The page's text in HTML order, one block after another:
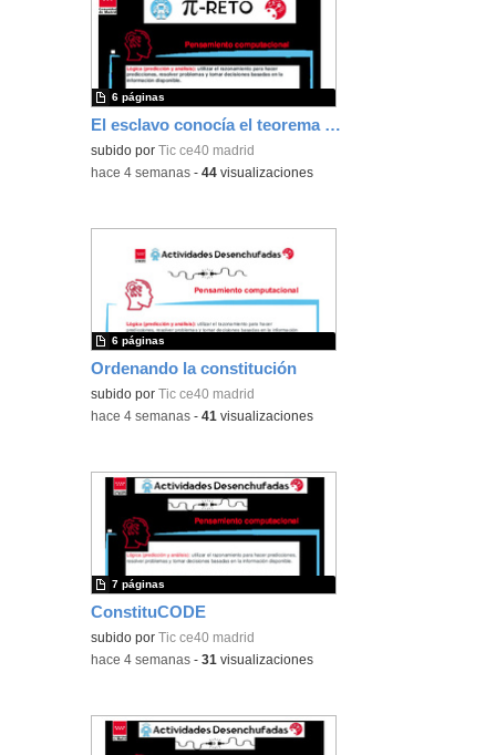
El esclavo conocía el teorema de Pitágoras
subido por Tic ce40 madrid
6 páginas
-hace 4 semanas -44 visualizaciones
Ordenando la constitución
subido por Tic ce40 madrid
6 páginas
-hace 4 semanas -41 visualizaciones
ConstituCODE
subido por Tic ce40 madrid
7 páginas
-hace 4 semanas -31 visualizaciones